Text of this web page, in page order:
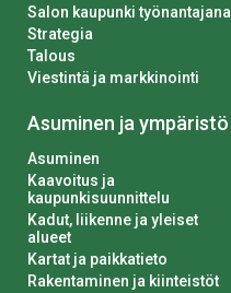
Salon kaupunki työnantajana
Strategia
Talous
Viestintä ja markkinointi
Asuminen ja ympäristö
Asuminen
Kaavoitus ja
kaupunkisuunnittelu
Kadut, liikenne ja yleiset
alueet
Kartat ja paikkatieto
Rakentaminen ja kiinteistöt